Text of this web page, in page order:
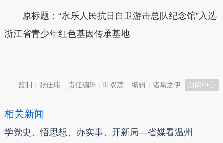
原标题： “永乐人民抗日自卫游击总队纪念馆”入选
浙江省青少年红色基因传承基地
新闻中心
编辑：诸葛之伊
责任编辑：叶双莲
监制：张佳玮
相关新闻
学党史、悟思想、办实事、开新局—省媒看温州